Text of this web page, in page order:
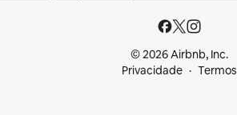
© 2026 Airbnb, Inc.
Privacidade
Termos